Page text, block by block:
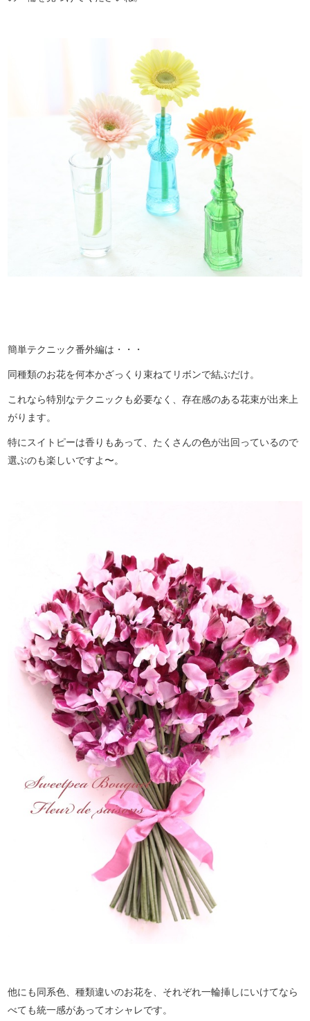
簡単テクニック番外編は・・・
同種類のお花を何本かざっくり束ねてリボンで結ぶだけ。
これなら特別なテクニックも必要なく、存在感のある花束が出来上
がります。
特にスイトピーは香りもあって、たくさんの色が出回っているので
選ぶのも楽しいですよ〜。
他にも同系色、種類違いのお花を、それぞれ一輪挿しにいけてなら
べても統一感があってオシャレです。